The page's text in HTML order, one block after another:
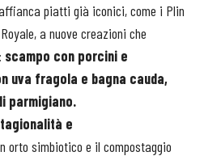
piatti già iconici, come i Plin
a nuove creazioni che
scampo con porcini e
uva fragola e bagna cauda,
parmigiano.
e
orto simbiotico e il compostaggio